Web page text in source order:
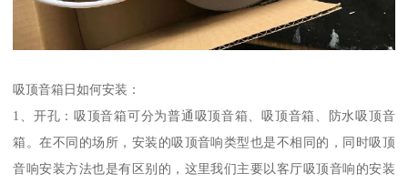
吸顶音箱日如何安装：
1、开孔：吸顶音箱可分为普通吸顶音箱、吸顶音箱、防水吸顶音
箱。在不同的场所，安装的吸顶音响类型也是不相同的，同时吸顶
音响安装方法也是有区别的，这里我们主要以客厅吸顶音响的安装